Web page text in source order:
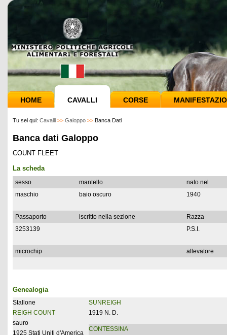
HOME CAVALLI CORSE
Tu sei qui: Cavalli >> Galoppo >> Banca Dati
Banca dati Galoppo
COUNT FLEET
La scheda
sesso mantello
nato nel
maschio
baio oscuro 1940
Passaporto iscritto nella sezione
Razza
3253139
P.S.I.
microchip allevatore
Genealogia
Stallone
REIGH COUNT
sauro
1925 Stati Uniti d'America
SUNREIGH
1919 N. D.
CONTESSINA